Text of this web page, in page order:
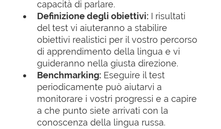
capacità di parlare.
Definizione degli obiettivi: I risultati
del test vi aiuteranno a stabilire
obiettivi realistici per il vostro percorso
di apprendimento della lingua e vi
guideranno nella giusta direzione.
Benchmarking: Eseguire il test
periodicamente può aiutarvi a
monitorare i vostri progressi e a capire
a che punto siete arrivati con la
conoscenza della lingua russa.